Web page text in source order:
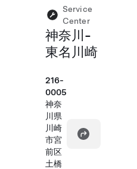
Service
Center
神奈川-
東名川崎
216-
0005
神奈
川県
川崎
市宮
前区
土橋